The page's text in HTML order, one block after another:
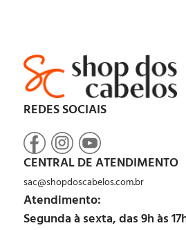
REDES SOCIAIS
CENTRAL DE ATENDIMENTO
sac@shopdoscabelos.com.br
Atendimento:
Segunda à sexta, das 9h às